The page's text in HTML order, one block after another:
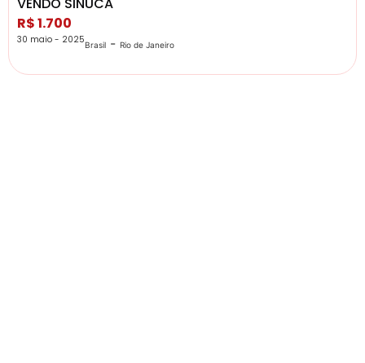
R$ 1.700
30 maio - 2025Brasil - Rio de Janeiro